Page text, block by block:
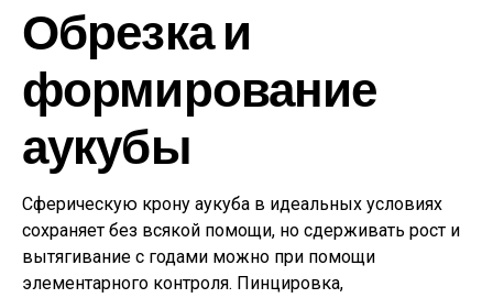
Обрезка и
формирование
аукубы
Сферическую крону аукуба в идеальных условиях
сохраняет без всякой помощи, но сдерживать рост и
вытягивание с годами можно при помощи
элементарного контроля. Пинцировка,